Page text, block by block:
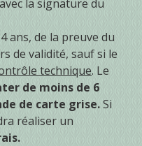
la signature du
ans, de la preuve du
de validité, sauf si le
technique. Le
de moins de 6
de carte grise.Si
réaliser un